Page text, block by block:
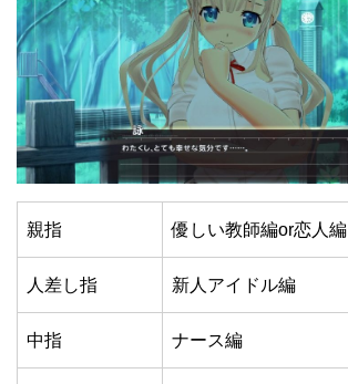
親指 優しい教師編or恋人編
人差し指 新人アイドル編
中指 ナース編